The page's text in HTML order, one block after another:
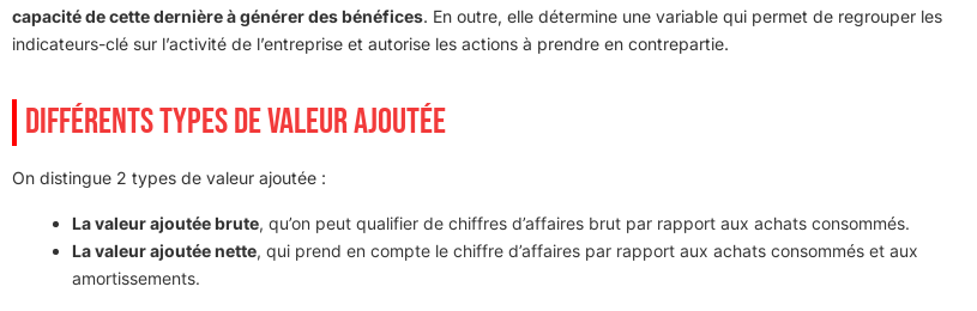
capacité de cette dernière à générer des bénéfices. En outre, elle détermine une variable qui permet de regrouper les
indicateurs-clé sur l’activité de l’entreprise et autorise les actions à prendre en contrepartie.
DIFFÉRENTS TYPES DE VALEUR AJOUTÉE
On distingue 2 types de valeur ajoutée :
La valeur ajoutée brute, qu’on peut qualifier de chiffres d’affaires brut par rapport aux achats consommés.
La valeur ajoutée nette, qui prend en compte le chiffre d’affaires par rapport aux achats consommés et aux
amortissements.